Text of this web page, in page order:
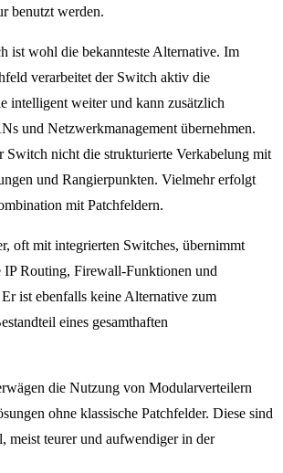
benutzt werden.
ist wohl die bekannteste Alternative. Im
verarbeitet der Switch aktiv die
intelligent weiter und kann zusätzlich
und Netzwerkmanagement übernehmen.
Switch nicht die strukturierte Verkabelung mit
und Rangierpunkten. Vielmehr erfolgt
mit Patchfeldern.
oft mit integrierten Switches, übernimmt
Routing, Firewall-Funktionen und
ist ebenfalls keine Alternative zum
eines gesamthaften
die Nutzung von Modularverteilern
ohne klassische Patchfelder. Diese sind
meist teurer und aufwendiger in der